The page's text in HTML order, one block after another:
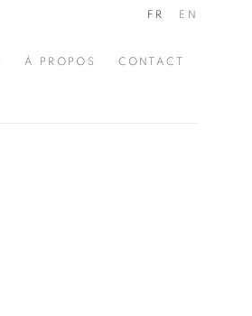
À PROPOS CONTACT
FR EN